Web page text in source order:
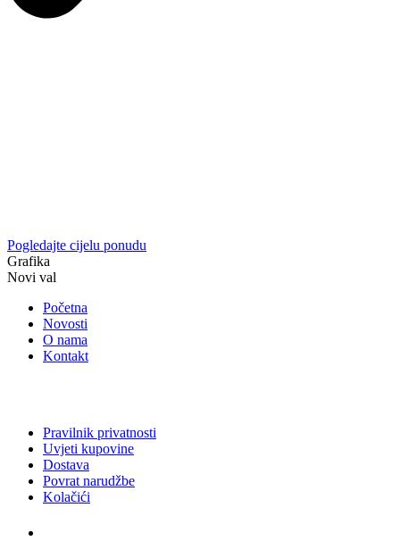
Pogledajte cijelu ponudu
Grafika
Novi val
Početna
Novosti
O nama
Kontakt
Pravilnik privatnosti
Uvjeti kupovine
Dostava
Povrat narudžbe
Kolačići